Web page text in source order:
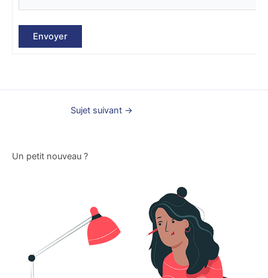
Envoyer
Sujet suivant →
Un petit nouveau ?